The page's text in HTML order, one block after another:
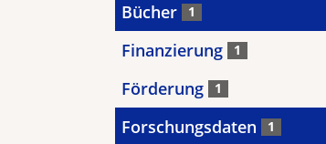
Bücher 1
Finanzierung 1
Förderung 1
Forschungsdaten 1